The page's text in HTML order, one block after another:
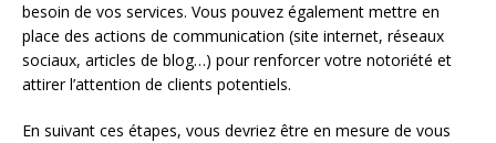
besoin de vos services. Vous pouvez également mettre en
place des actions de communication (site internet, réseaux
sociaux, articles de blog…) pour renforcer votre notoriété et
attirer l’attention de clients potentiels.
En suivant ces étapes, vous devriez être en mesure de vous